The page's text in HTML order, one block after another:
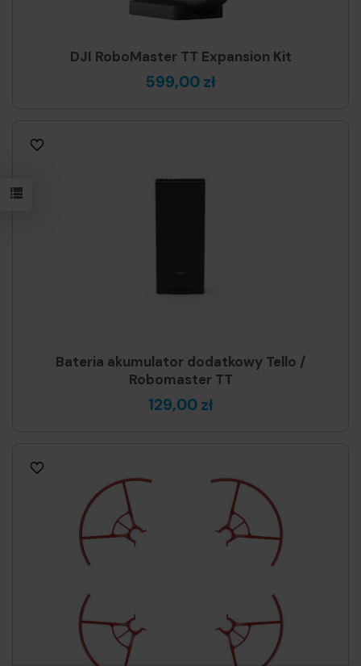
DJI RoboMaster TT Expansion Kit
599,00 zł
Bateria akumulator dodatkowy Tello /
Robomaster TT
129,00 zł